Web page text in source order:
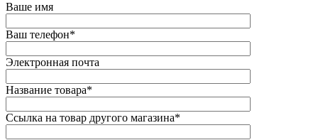
Ваше имя
Ваш телефон*
Электронная почта
Название товара*
Ссылка на товар другого магазина*